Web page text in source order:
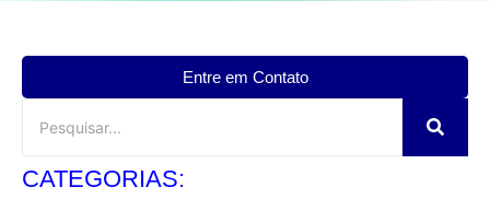
Entre em Contato
CATEGORIAS: